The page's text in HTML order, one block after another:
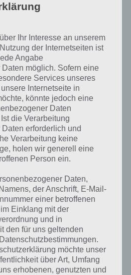
Wort Lösungen zu Alles wird grün im
Ihr Interesse an unserem
der Internetseiten ist
Angabe
möglich. Sofern eine
Services unseres
Internetseite in
könnte jedoch eine
Daten
die Verarbeitung
erforderlich und
Verarbeitung keine
holen wir generell eine
Person ein.
Daten,
der Anschrift, E-Mail-
einer betroffenen
Einklang mit der
und in
den für uns geltenden
möchte unser
über Art, Umfang
erhobenen, genutzten und